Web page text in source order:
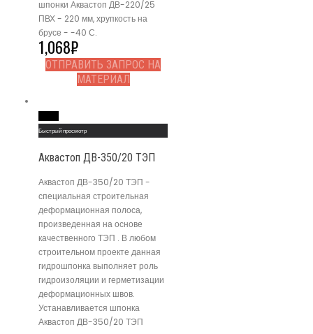
шпонки Аквастоп ДВ-220/25
ПВХ - 220 мм, хрупкость на
брусе - -40 С.
1,068₽
ОТПРАВИТЬ ЗАПРОС НА
МАТЕРИАЛ
Быстрый просмотр
Аквастоп ДВ-350/20 ТЭП
Аквастоп ДВ-350/20 ТЭП -
специальная строительная
деформационная полоса,
произведенная на основе
качественного ТЭП . В любом
строительном проекте данная
гидрошпонка выполняет роль
гидроизоляции и герметизации
деформационных швов.
Устанавливается шпонка
Аквастоп ДВ-350/20 ТЭП